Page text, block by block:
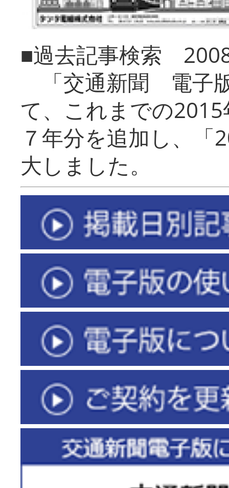
■過去記事検索
「交通新聞 電子
て、これまでの
７年分を追加し、「
大しまし